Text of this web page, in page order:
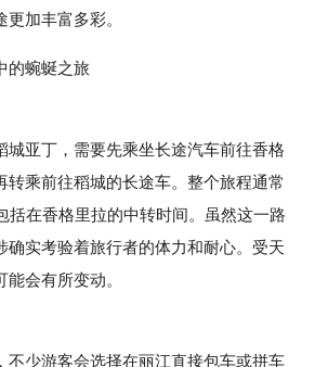
加丰富多彩。
的蜿蜒之旅
亚丁，需要先乘坐长途汽车前往香格
转乘前往稻城的长途车。整个旅程通常
括在香格里拉的中转时间。虽然这一路
确实考验着旅行者的体力和耐心。受天
会有所变动。
少游客会选择在丽江直接包车或拼车